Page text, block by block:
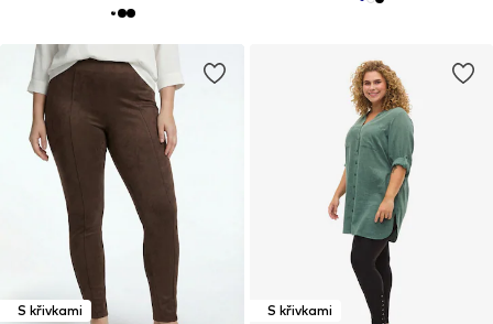
S křivkami
S křivkami